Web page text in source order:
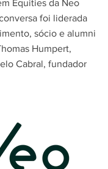
Equities da Neo
foi liderada
sócio e alumni
Humpert,
Cabral, fundador